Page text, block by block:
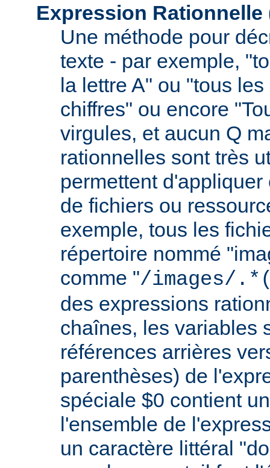
Expression
Une méthode pour
texte - par exemple,
la lettre A" ou "tous
chiffres" ou encore
virgules, et aucun Q
rationnelles sont très
permettent
de fichiers ou
exemple, tous les
répertoire nommé
comme "/images/
des expressions
chaînes, les variables
références arrières
parenthèses) de
spéciale $0 contient
l'ensemble de
un caractère littéral